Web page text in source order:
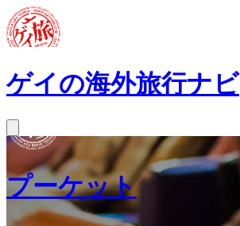
ゲイの海外旅行ナビ
プーケット